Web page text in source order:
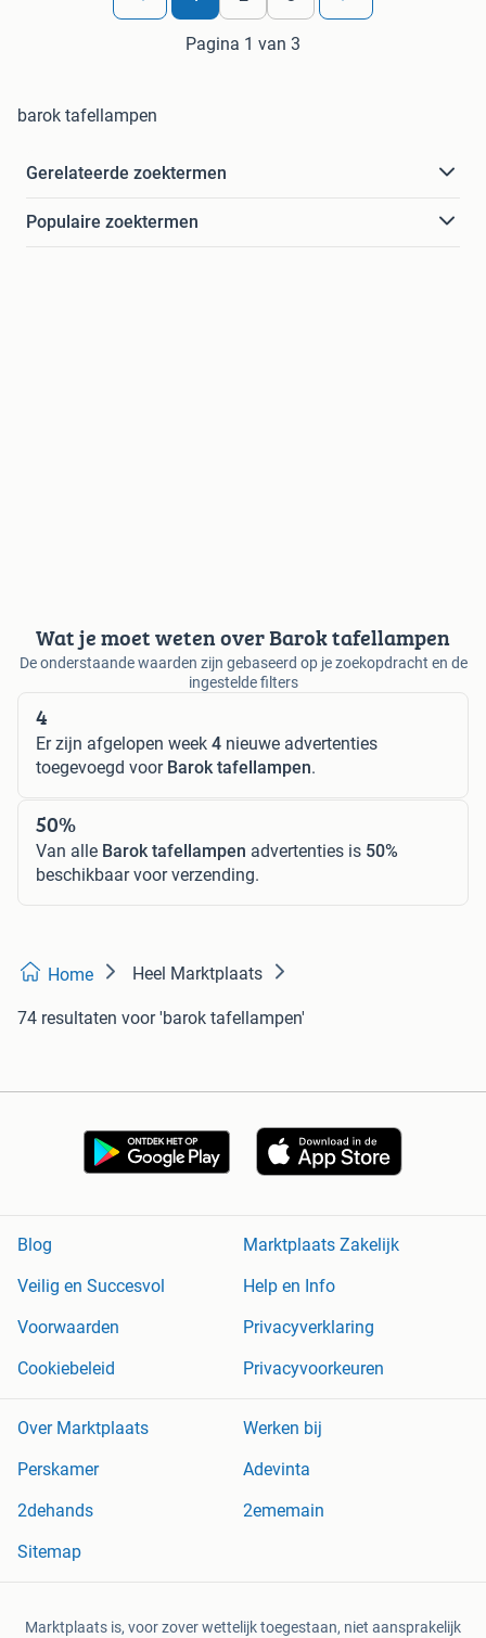
Pagina 1 van 3
barok tafellampen
Gerelateerde zoektermen
Populaire zoektermen
Wat je moet weten over Barok tafellampen
De onderstaande waarden zijn gebaseerd op je zoekopdracht en de
ingestelde filters
4
Er zijn afgelopen week 4 nieuwe advertenties
toegevoegd voor Barok tafellampen.
50%
Van alle Barok tafellampen advertenties is 50%
beschikbaar voor verzending.
Home Heel Marktplaats
74 resultaten voor 'barok tafellampen'
Blog
Marktplaats Zakelijk
Veilig en Succesvol
Help en Info
Voorwaarden
Privacyverklaring
Cookiebeleid
Privacyvoorkeuren
Over Marktplaats
Werken bij
Perskamer
Adevinta
2dehands
2ememain
Sitemap
Marktplaats is, voor zover wettelijk toegestaan, niet aansprakelijk